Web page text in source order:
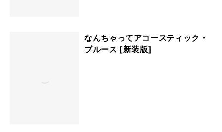
なんちゃってアコースティック・
ブルース [新装版]